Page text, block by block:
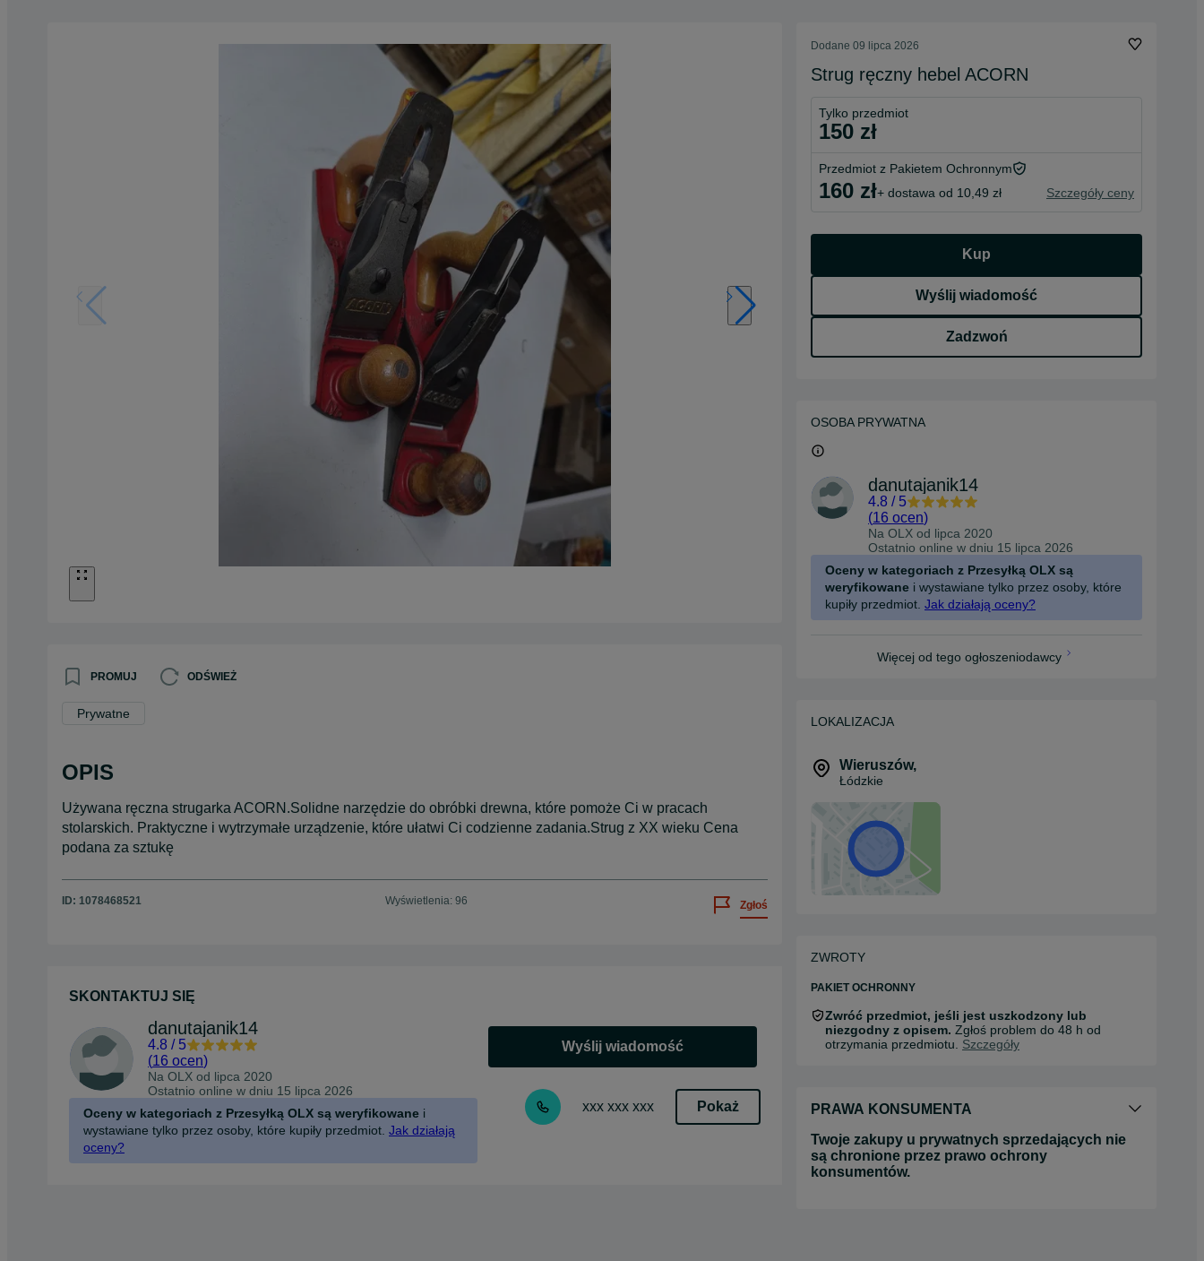
PROMUJ ODŚWIEŻ
Prywatne
OPIS
Używana ręczna strugarka ACORN.Solidne narzędzie do obróbki drewna, które pomoże Ci w pracach
stolarskich. Praktyczne i wytrzymałe urządzenie, które ułatwi Ci codzienne zadania.Strug z XX wieku Cena
podana za sztukę
ID: 1078468521 Wyświetlenia: 96 Zgłoś
SKONTAKTUJ SIĘ
danutajanik14
4.8 / 5
(16 ocen)
Na OLX od lipca 2020
Ostatnio online w dniu 15 lipca 2026
Oceny w kategoriach z Przesyłką OLX są weryfikowane i
wystawiane tylko przez osoby, które kupiły przedmiot. Jak działają
oceny?
Wyślij wiadomość
xxx xxx xxx Pokaż
Dodane 09 lipca 2026
Strug ręczny hebel ACORN
Tylko przedmiot
150 zł
Przedmiot z Pakietem Ochronnym
160 zł+ dostawa od 10,49 zł Szczegóły ceny
Kup
Wyślij wiadomość
Zadzwoń
OSOBA PRYWATNA
danutajanik14
4.8 / 5
(16 ocen)
Na OLX od lipca 2020
Ostatnio online w dniu 15 lipca 2026
Oceny w kategoriach z Przesyłką OLX są
weryfikowane i wystawiane tylko przez osoby, które
kupiły przedmiot. Jak działają oceny?
Więcej od tego ogłoszeniodawcy
LOKALIZACJA
Wieruszów,
Łódzkie
ZWROTY
PAKIET OCHRONNY
Zwróć przedmiot, jeśli jest uszkodzony lub
niezgodny z opisem. Zgłoś problem do 48 h od
otrzymania przedmiotu. Szczegóły
PRAWA KONSUMENTA
Twoje zakupy u prywatnych sprzedających nie
są chronione przez prawo ochrony
konsumentów.